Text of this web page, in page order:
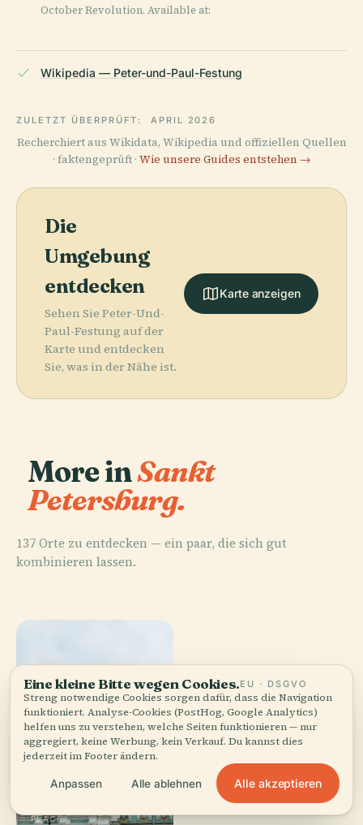
October Revolution. Available at:
Wikipedia — Peter-und-Paul-Festung
ZULETZT ÜBERPRÜFT: APRIL 2026
Recherchiert aus Wikidata, Wikipedia und offiziellen Quellen
· faktengeprüft · Wie unsere Guides entstehen →
Die
Umgebung
entdecken
Sehen Sie Peter-Und-
Paul-Festung auf der
Karte und entdecken
Sie, was in der Nähe ist.
Karte anzeigen
More inSankt
Petersburg.
137 Orte zu entdecken — ein paar, die sich gut
kombinieren lassen.
PLACE
PLACE PLACE
Eine kleine Bitte wegen Cookies.EU · DSGVO
Streng notwendige Cookies sorgen dafür, dass die Navigation
funktioniert. Analyse-Cookies (PostHog, Google Analytics)
helfen uns zu verstehen, welche Seiten funktionieren — nur
aggregiert, keine Werbung, kein Verkauf. Du kannst dies
jederzeit im Footer ändern.
Anpassen Alle ablehnen Alle akzeptieren